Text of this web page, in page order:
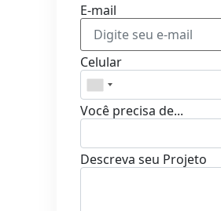
E-mail
Celular
Você precisa de...
Descreva seu Projeto